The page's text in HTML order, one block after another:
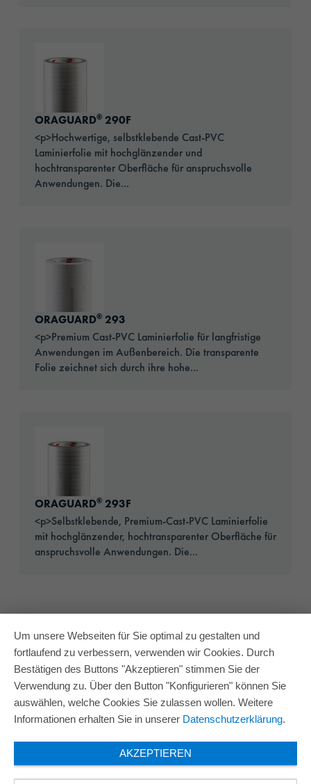
ORAGUARD® 290F
<p>Hochwertige, selbstklebende Cast-PVC
Laminierfolie mit hochglänzender und
hochtransparenter Oberfläche für anspruchsvolle
Anwendungen. Die...
ORAGUARD® 293
<p>Premium Cast-PVC Laminierfolie für langfristige
Anwendungen im Außenbereich. Die transparente
Folie zeichnet sich durch ihre hohe...
ORAGUARD® 293F
<p>Selbstklebende, Premium-Cast-PVC Laminierfolie
mit hochglänzender, hochtransparenter Oberfläche für
anspruchsvolle Anwendungen. Die...
Um unsere Webseiten für Sie optimal zu gestalten und
fortlaufend zu verbessern, verwenden wir Cookies. Durch
Bestätigen des Buttons "Akzeptieren" stimmen Sie der
Verwendung zu. Über den Button "Konfigurieren" können Sie
auswählen, welche Cookies Sie zulassen wollen. Weitere
Informationen erhalten Sie in unserer Datenschutzerklärung.
AKZEPTIEREN